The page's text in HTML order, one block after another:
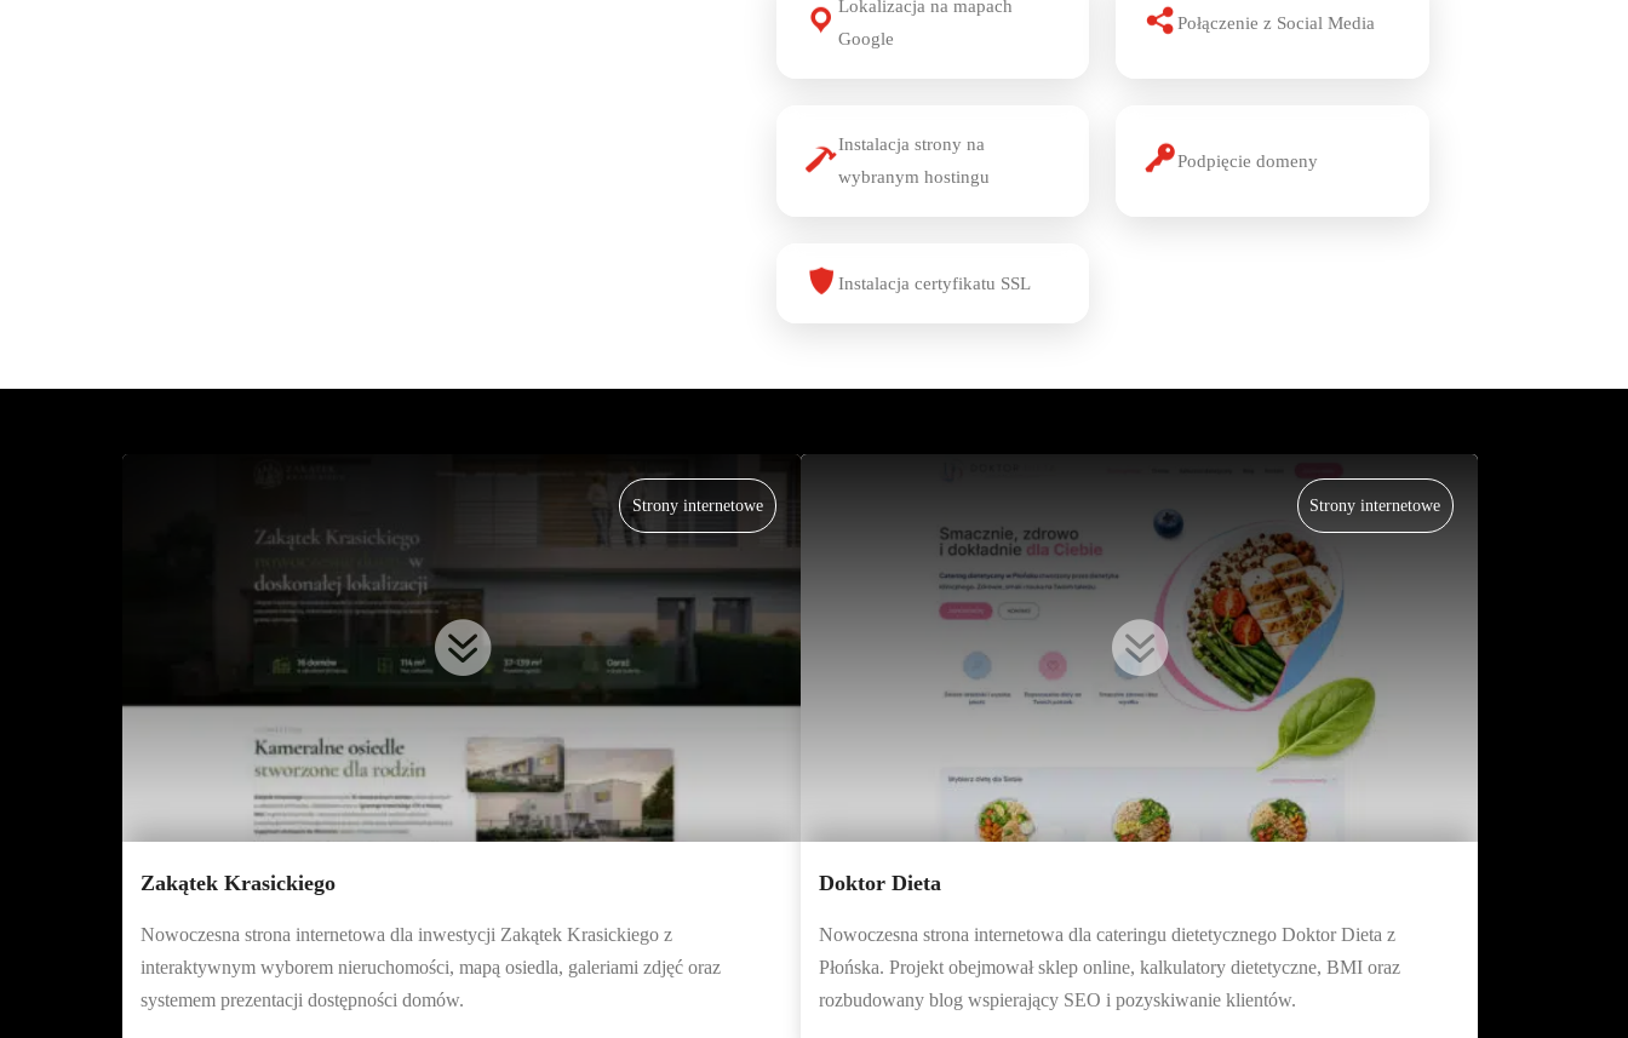
Lokalizacja na mapach
Google
Połączenie z Social Media
Instalacja strony na
wybranym hostingu
Podpięcie domeny
Instalacja certyfikatu SSL
Strony internetowe

Zakątek Krasickiego
Nowoczesna strona internetowa dla inwestycji Zakątek Krasickiego z
interaktywnym wyborem nieruchomości, mapą osiedla, galeriami zdjęć oraz
systemem prezentacji dostępności domów.
Strony internetowe

Doktor Dieta
Nowoczesna strona internetowa dla cateringu dietetycznego Doktor Dieta z
Płońska. Projekt obejmował sklep online, kalkulatory dietetyczne, BMI oraz
rozbudowany blog wspierający SEO i pozyskiwanie klientów.